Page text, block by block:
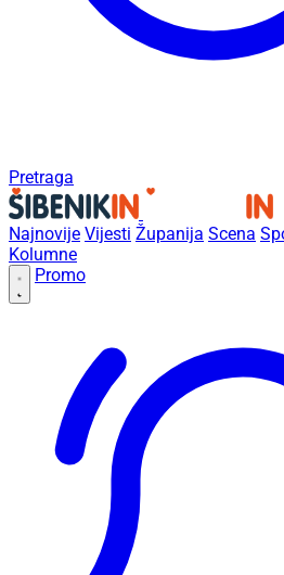
Pretraga
Najnovije Vijesti Županija Scena
Kolumne
Promo